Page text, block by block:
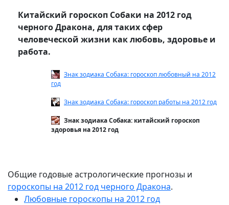
Китайский гороскоп Собаки на 2012 год
черного Дракона, для таких сфер
человеческой жизни как любовь, здоровье и
работа.
Знак зодиака Собака: гороскоп любовный на 2012
год
Знак зодиака Собака: гороскоп работы на 2012 год
Знак зодиака Собака: китайский гороскоп
здоровья на 2012 год
Общие годовые астрологические прогнозы и
гороскопы на 2012 год черного Дракона.
Любовные гороскопы на 2012 год